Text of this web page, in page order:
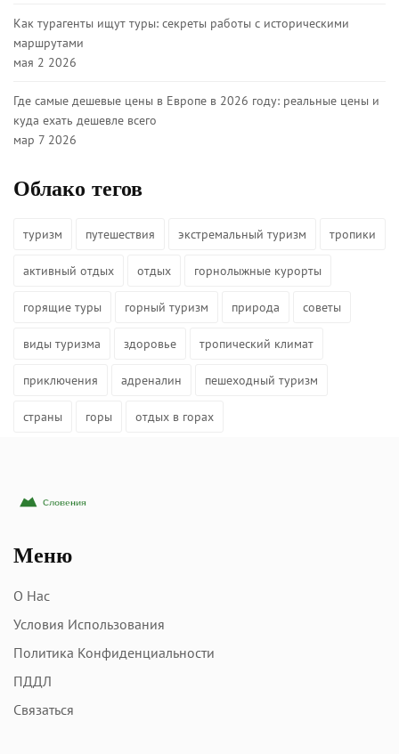
Как турагенты ищут туры: секреты работы с историческими
маршрутами
мая 2 2026
Где самые дешевые цены в Европе в 2026 году: реальные цены и
куда ехать дешевле всего
мар 7 2026
Облако тегов
туризм путешествия экстремальный туризм тропики
активный отдых отдых горнолыжные курорты
горящие туры горный туризм природа советы
виды туризма здоровье тропический климат
приключения адреналин пешеходный туризм
страны горы отдых в горах
Меню
О Нас
Условия Использования
Политика Конфиденциальности
ПДДЛ
Связаться